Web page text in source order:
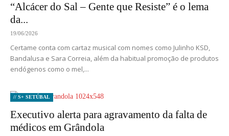
“Alcácer do Sal – Gente que Resiste” é o lema
da...
19/06/2026
Certame conta com cartaz musical com nomes como Julinho KSD,
Bandalusa e Sara Correia, além da habitual promoção de produtos
endógenos como o mel,...
// S+ SETÚBAL
Executivo alerta para agravamento da falta de
médicos em Grândola